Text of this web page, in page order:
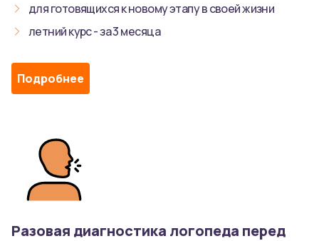
для готовящихся к новому этапу в своей жизни
летний курс - за 3 месяца
Подробнее
Разовая диагностика логопеда перед